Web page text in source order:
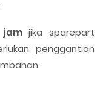
jamjika sparepart
penggantian